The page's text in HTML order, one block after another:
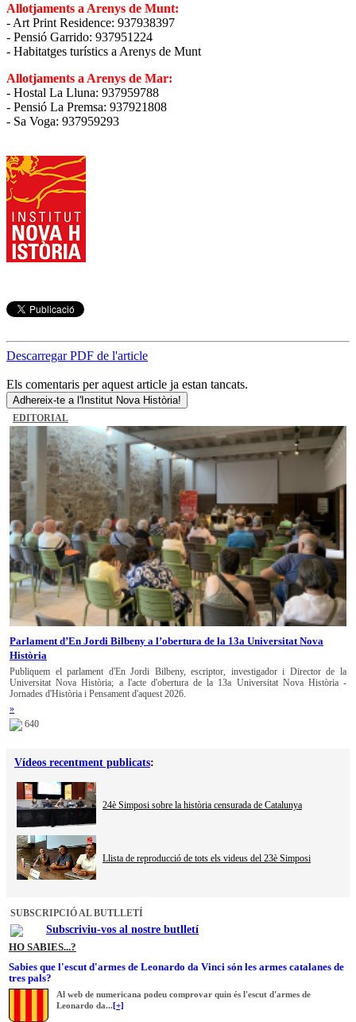
Allotjaments a Arenys de Munt:
- Art Print Residence: 937938397
- Pensió Garrido: 937951224
- Habitatges turístics a Arenys de Munt
Allotjaments a Arenys de Mar:
- Hostal La Lluna: 937959788
- Pensió La Premsa: 937921808
- Sa Voga: 937959293
Descarregar PDF de l'article
Els comentaris per aquest article ja estan tancats.
Adhereix-te a l'Institut Nova Història!
EDITORIAL
Parlament d’En Jordi Bilbeny a l’obertura de la 13a Universitat Nova
Història
Publiquem el parlament d'En Jordi Bilbeny, escriptor, investigador i Director de la
Universitat Nova Història; a l'acte d'obertura de la 13a Universitat Nova Història -
Jornades d'Història i Pensament d'aquest 2026.
»
640
Vídeos recentment publicats:
24è Simposi sobre la història censurada de Catalunya
Llista de reproducció de tots els videus del 23è Simposi
SUBSCRIPCIÓ AL BUTLLETÍ
Subscriviu-vos al nostre butlletí
HO SABIES...?
Sabies que l'escut d'armes de Leonardo da Vinci són les armes catalanes de
tres pals?
Al web de numericana podeu comprovar quin és l'escut d'armes de
Leonardo da... [+]